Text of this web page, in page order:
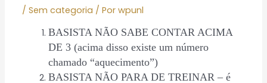
/Sem categoria / Porwpunl
BASISTA NÃO SABE CONTAR ACIMA
DE 3 (acima disso existe um número
chamado “aquecimento”)
BASISTA NÃO PARA DE TREINAR – é